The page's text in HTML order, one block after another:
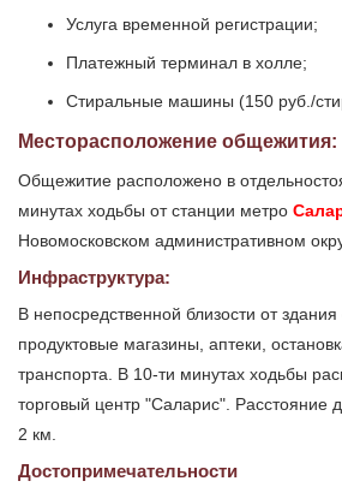
Услуга временной регистрации;
Платежный терминал в холле;
Стиральные машины (150 руб./
Месторасположение общежития:
Общежитие расположено в
минутах ходьбы от станции метро
Новомосковском административном
Инфраструктура:
В непосредственной близости от
продуктовые магазины, аптеки,
транспорта. В 10-ти минутах ходьбы
торговый центр "Саларис". Расстояние
2 км.
Достопримечательности